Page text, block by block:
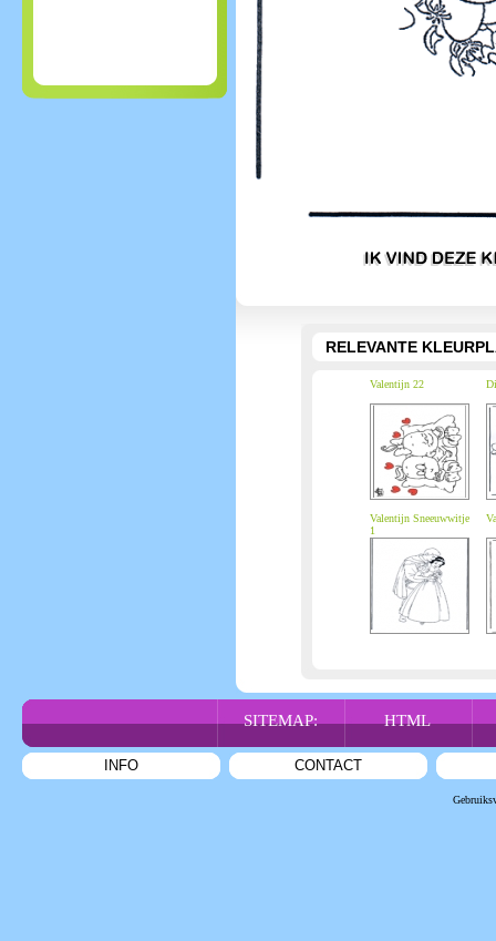
RELEVANTE
Valentijn 22
Valentijn Sneeuwwitje
1
SITEMAP: HTML
INFO CONTACT